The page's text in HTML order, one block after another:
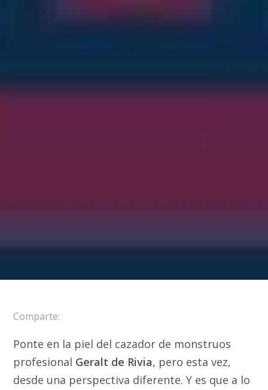
Comparte:
Ponte en la piel del cazador de monstruos
profesional Geralt de Rivia, pero esta vez,
desde una perspectiva diferente. Y es que a lo